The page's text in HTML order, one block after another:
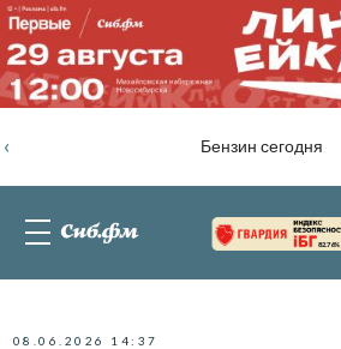
Бензин сегодня
‹
82.76%
08.06.2026 14:37